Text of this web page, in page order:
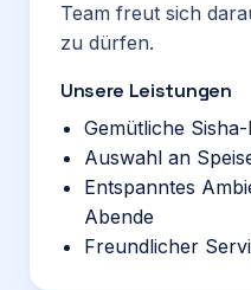
Team freut sich
zu dürfen.
Unsere Leistungen
Gemütliche
Auswahl an
Entspanntes
Abende
Freundlicher